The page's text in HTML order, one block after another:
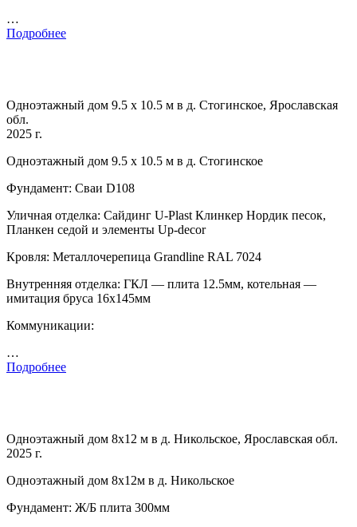
…
Подробнее
Одноэтажный дом 9.5 х 10.5 м в д. Стогинское, Ярославская
обл.
2025 г.
Одноэтажный дом 9.5 х 10.5 м в д. Стогинское
Фундамент: Сваи D108
Уличная отделка: Сайдинг U-Plast Клинкер Нордик песок,
Планкен седой и элементы Up-decor
Кровля: Металлочерепица Grandline RAL 7024
Внутренняя отделка: ГКЛ — плита 12.5мм, котельная —
имитация бруса 16х145мм
Коммуникации:
…
Подробнее
Одноэтажный дом 8х12 м в д. Никольское, Ярославская обл.
2025 г.
Одноэтажный дом 8х12м в д. Никольское
Фундамент: Ж/Б плита 300мм